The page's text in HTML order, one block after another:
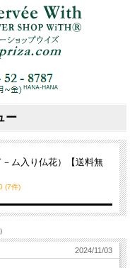
ー
ム入り仏花）【送料無
(7件)
2024/11/03